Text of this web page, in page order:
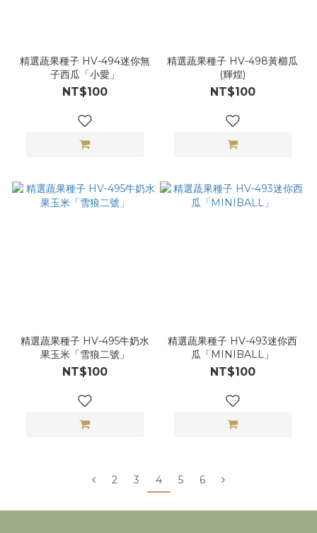
精選蔬果種子 HV-494迷你無
子西瓜「小愛」
NT$100
精選蔬果種子 HV-498黃櫛瓜
(輝煌)
NT$100
精選蔬果種子 HV-495牛奶水
果玉米「雪狼二號」
NT$100
精選蔬果種子 HV-493迷你西
瓜「MINIBALL」
NT$100
2 3 4 5 6